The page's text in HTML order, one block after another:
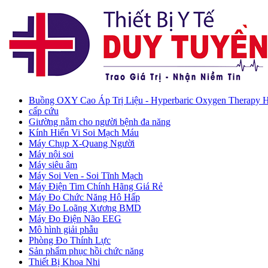
Buồng OXY Cao Áp Trị Liệu - Hyperbaric Oxygen Therapy
cấp cứu
Giường nằm cho người bệnh đa năng
Kính Hiển Vi Soi Mạch Máu
Máy Chụp X-Quang Người
Máy nội soi
Máy siêu âm
Máy Soi Ven - Soi Tĩnh Mạch
Máy Điện Tim Chính Hãng Giá Rẻ
Máy Đo Chức Năng Hô Hấp
Máy Đo Loãng Xương BMD
Máy Đo Điện Não EEG
Mô hình giải phẫu
Phòng Đo Thính Lực
Sản phẩm phục hồi chức năng
Thiết Bị Khoa Nhi